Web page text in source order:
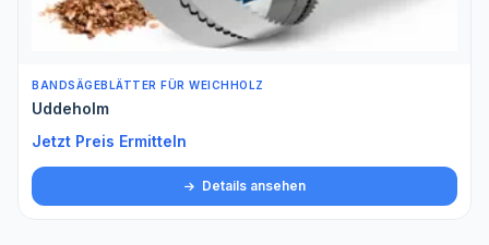
BANDSÄGEBLÄTTER FÜR WEICHHOLZ
Uddeholm
Jetzt Preis Ermitteln
Details ansehen